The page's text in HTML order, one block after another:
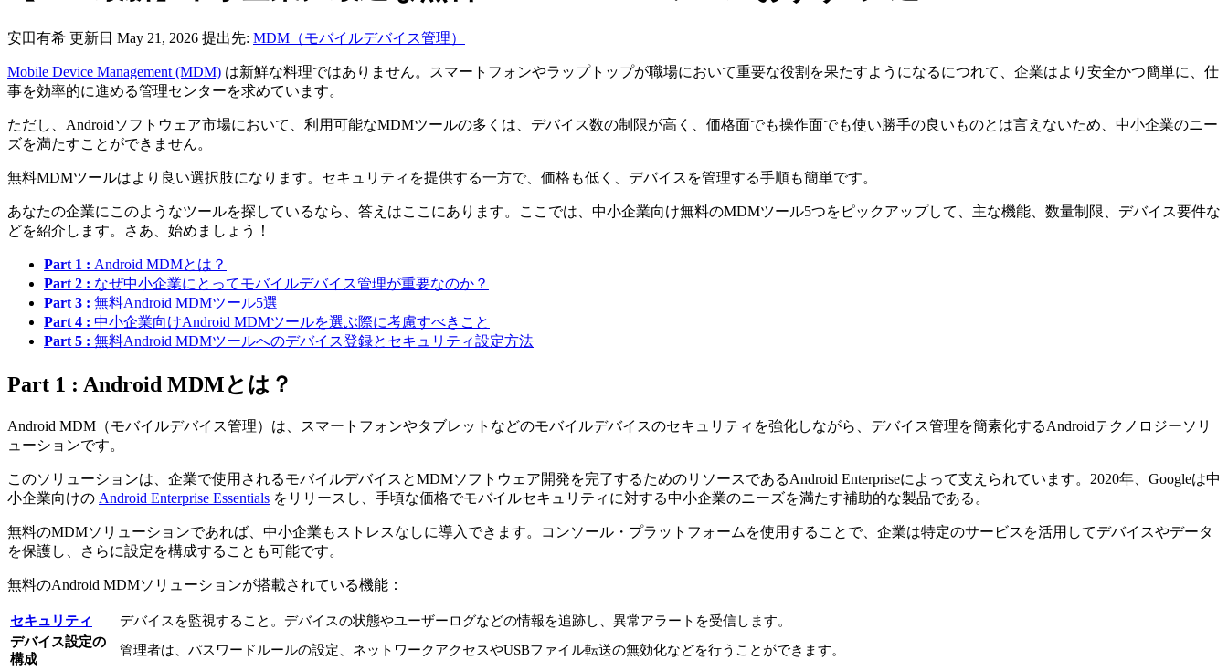
安田有希 更新日 May 21, 2026 提出先: MDM（モバイルデバイス管理）
Mobile Device Management (MDM) は新鮮な料理ではありません。スマートフォンやラップトップが職場において重要な役割を果たすようになるにつれて、企業はより安全かつ簡単に、仕
事を効率的に進める管理センターを求めています。
ただし、Androidソフトウェア市場において、利用可能なMDMツールの多くは、デバイス数の制限が高く、価格面でも操作面でも使い勝手の良いものとは言えないため、中小企業のニー
ズを満たすことができません。
無料MDMツールはより良い選択肢になります。セキュリティを提供する一方で、価格も低く、デバイスを管理する手順も簡単です。
あなたの企業にこのようなツールを探しているなら、答えはここにあります。ここでは、中小企業向け無料のMDMツール5つをピックアップして、主な機能、数量制限、デバイス要件な
どを紹介します。さあ、始めましょう！
Part 1 : Android MDMとは？
Part 2 : なぜ中小企業にとってモバイルデバイス管理が重要なのか？
Part 3 : 無料Android MDMツール5選
Part 4 : 中小企業向けAndroid MDMツールを選ぶ際に考慮すべきこと
Part 5 : 無料Android MDMツールへのデバイス登録とセキュリティ設定方法
Part 1 : Android MDMとは？
Android MDM（モバイルデバイス管理）は、スマートフォンやタブレットなどのモバイルデバイスのセキュリティを強化しながら、デバイス管理を簡素化するAndroidテクノロジーソリ
ューションです。
このソリューションは、企業で使用されるモバイルデバイスとMDMソフトウェア開発を完了するためのリソースであるAndroid Enterpriseによって支えられています。2020年、Googleは中
小企業向けの Android Enterprise Essentials をリリースし、手頃な価格でモバイルセキュリティに対する中小企業のニーズを満たす補助的な製品である。
無料のMDMソリューションであれば、中小企業もストレスなしに導入できます。コンソール・プラットフォームを使用することで、企業は特定のサービスを活用してデバイスやデータ
を保護し、さらに設定を構成することも可能です。
無料のAndroid MDMソリューションが搭載されている機能：
セキュリティ
デバイスを監視すること。デバイスの状態やユーザーログなどの情報を追跡し、異常アラートを受信します。
デバイス設定の
構成
管理者は、パスワードルールの設定、ネットワークアクセスやUSBファイル転送の無効化などを行うことができます。